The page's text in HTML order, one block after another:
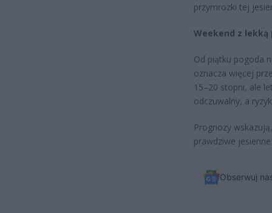
przymrozki tej
Weekend z lekką
Od piątku pogoda
oznacza więcej
15–20 stopni, ale
odczuwalny, a
Prognozy
prawdziwe
Obserwuj